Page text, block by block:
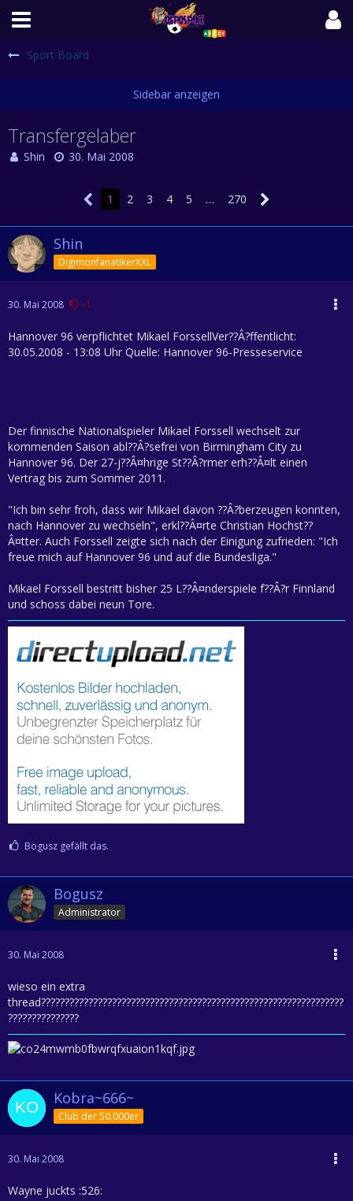
Sport Board
Transfergelaber
Shin 30. Mai 2008
1 2 3 4 5 … 270
Shin
DigimonfanatikerXXL
30. Mai 2008 −1
Hannover 96 verpflichtet Mikael ForssellVer??Â?ffentlicht:
30.05.2008 - 13:08 Uhr Quelle: Hannover 96-Presseservice
Der finnische Nationalspieler Mikael Forssell wechselt zur
kommenden Saison abl??Â?sefrei von Birmingham City zu
Hannover 96. Der 27-j??Â¤hrige St??Â?rmer erh??Â¤lt einen
Vertrag bis zum Sommer 2011.
"Ich bin sehr froh, dass wir Mikael davon ??Â?berzeugen konnten,
nach Hannover zu wechseln", erkl??Â¤rte Christian Hochst??
Â¤tter. Auch Forssell zeigte sich nach der Einigung zufrieden: "Ich
freue mich auf Hannover 96 und auf die Bundesliga."
Mikael Forssell bestritt bisher 25 L??Â¤nderspiele f??Â?r Finnland
und schoss dabei neun Tore.
Bogusz gefällt das.
Bogusz
Administrator
30. Mai 2008
wieso ein extra
thread????????????????????????????????????????????????????????????????
???????????????
Kobra~666~
Club der 50.000er
30. Mai 2008
Wayne juckts :526: